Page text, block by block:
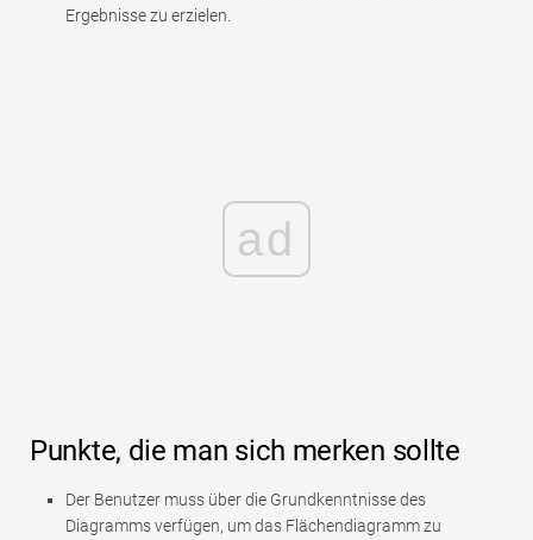
Ergebnisse zu erzielen.
ad
Punkte, die man sich merken sollte
Der Benutzer muss über die Grundkenntnisse des
Diagramms verfügen, um das Flächendiagramm zu